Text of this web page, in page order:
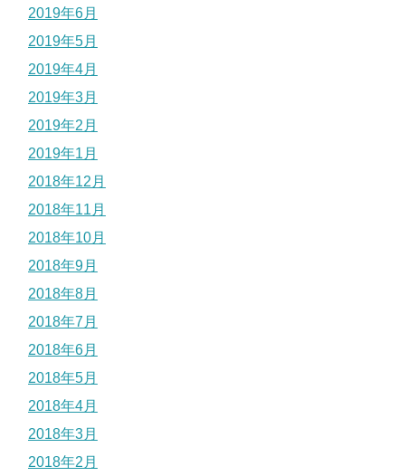
2019年6月
2019年5月
2019年4月
2019年3月
2019年2月
2019年1月
2018年12月
2018年11月
2018年10月
2018年9月
2018年8月
2018年7月
2018年6月
2018年5月
2018年4月
2018年3月
2018年2月